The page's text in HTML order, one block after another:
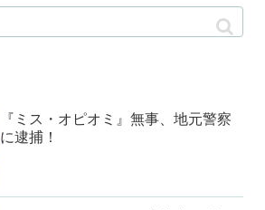
『ミス・オピオミ』無事、地元警察
に逮捕！